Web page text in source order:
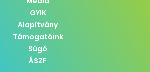
GYIK
Alapítvány
Támogatóink
Súgó
ÁSZF